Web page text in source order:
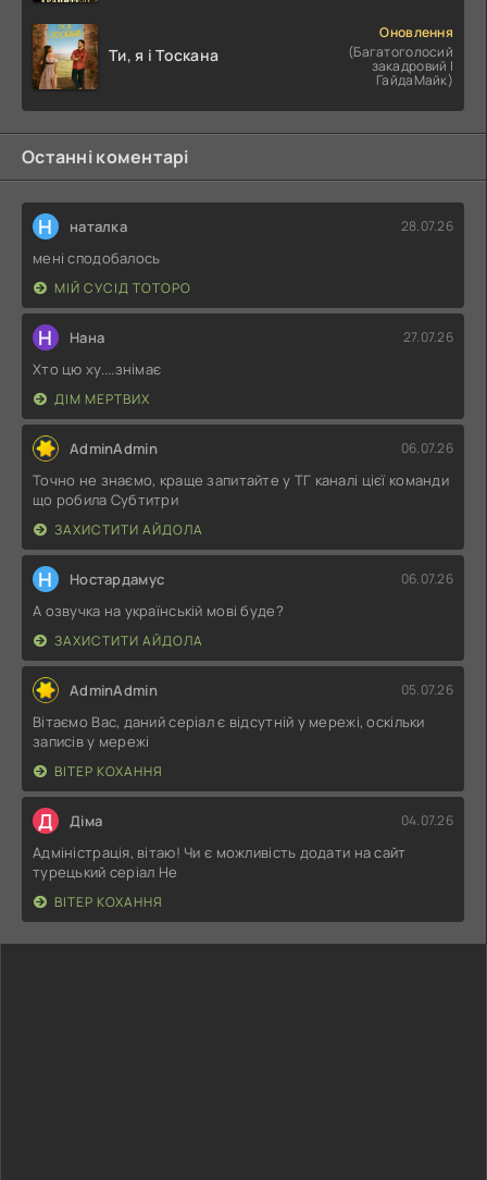
Ти, я і Тоскана
Оновлення
(Багатоголосий
закадровий |
ГайдаМайк)
Останні коментарі
Н наталка 28.07.26
мені сподобалось
МІЙ СУСІД ТОТОРО
Н Нана 27.07.26
Хто цю ху....знімає
ДІМ МЕРТВИХ
AdminAdmin 06.07.26
Точно не знаємо, краще запитайте у ТГ каналі цієї команди
що робила Субтитри
ЗАХИСТИТИ АЙДОЛА
Н Ностардамус 06.07.26
А озвучка на українській мові буде?
ЗАХИСТИТИ АЙДОЛА
AdminAdmin 05.07.26
Вітаємо Вас, даний серіал є відсутній у мережі, оскільки
записів у мережі
ВІТЕР КОХАННЯ
Д Діма 04.07.26
Адміністрація, вітаю! Чи є можливість додати на сайт
турецький серіал Не
ВІТЕР КОХАННЯ